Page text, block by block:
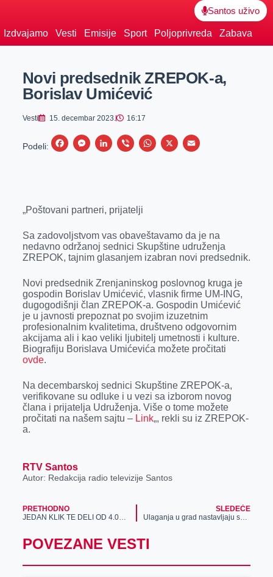
Santos uživo
Izdvajamo Vesti Emisije Sport Poljoprivreda Zabava
Novi predsednik ZREPOK-a,
Borislav Umićević
Vesti 15. decembar 2023. 16:17
Podeli:
F
b
o
k
M
e
g
e
r
L
e
I
n
V
r
W
p
p
X
E
„Poštovani partneri, prijatelji
Sa zadovoljstvom vas obaveštavamo da je na
nedavno održanoj sednici Skupštine udruženja
ZREPOK, tajnim glasanjem izabran novi predsednik.
Novi predsednik Zrenjaninskog poslovnog kruga je
gospodin Borislav Umićević, vlasnik firme UM-ING,
dugogodišnji član ZREPOK-a. Gospodin Umićević
je u javnosti prepoznat po svojim izuzetnim
profesionalnim kvalitetima, društveno odgovornim
akcijama ali i kao veliki ljubitelj umetnosti i kulture.
Biografiju Borislava Umićevića možete pročitati
ovde.
Na decembarskoj sednici Skupštine ZREPOK-a,
verifikovane su odluke i u vezi sa izborom novog
člana i prijatelja Udruženja. Više o tome možete
pročitati na našem sajtu – Link„, rekli su iz ZREPOK-
a.
RTV Santos
Autor: Redakcija radio televizije Santos
PRETHODNO
JEDAN KLIK TE DELI OD 4.000 DINARA BONUSA: Odigraj BESPLATAN vikend tiket i uživaj u fudbalskom spektaklu!
SLEDEĆE
Ulaganja u grad nastavljaju se i u 2024. godini
POVEZANE VESTI